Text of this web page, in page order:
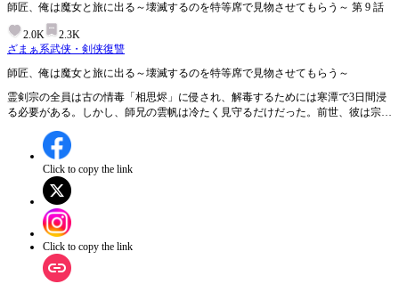
師匠、俺は魔女と旅に出る～壊滅するのを特等席で見物させてもらう～ 第 9 話
2.0K
2.3K
ざまぁ系武侠・剣侠復讐
師匠、俺は魔女と旅に出る～壊滅するのを特等席で見物させてもらう～
霊剣宗の全員は古の情毒「相思烬」に侵され、解毒するためには寒潭で3日間浸
る必要がある。しかし、師兄の雲帆は冷たく見守るだけだった。前世、彼は宗門
し、魔を退けた。しかし、師尊と婚約者である凌清妍は後輩の楚明朗を偏愛し、
雲帆を恨み、法宝を奪われ、金丹を掘り出され、最終的に魔窟で惨死した。 転
生後、雲帆は人々の本性を見抜き、もう干渉しないことを決めた。楚明朗は潔癖
症を理由に寒潭を独占し、さらに桃花精油を注ぎ込んで寒潭の水を汚してしまっ
た。師尊と凌清妍は依然として彼を偏愛し続けていた。魔族の襲撃を受け、三人
は無情道の戒律を破ったため修行を失い、魔女の蘇晚晴に捕らえられて魔窟に連
れ去られる。 雲帆は独自の心法で情毒を解き、以前一度だけ会った蘇晚晴と再
び出会い、手を組むことになる。水牢の中で、楚明朗が情毒事件の黒幕であるこ
とが明らかになる。正道の修士たちが魔窟を襲撃し、楚明朗は罠を仕掛けて自爆
し、師尊や凌清妍らはその中で命を落とす。最終的に、雲帆は過去を乗り越え、
Click to copy the link
Click to copy the link